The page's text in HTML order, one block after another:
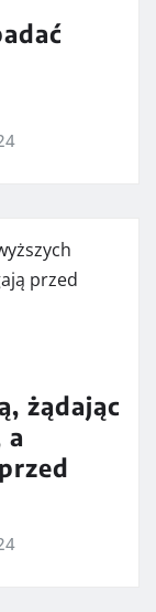
żądając
a